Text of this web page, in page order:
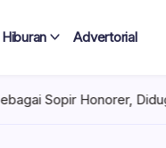
Hiburan Advertorial
Pernah Bertugas